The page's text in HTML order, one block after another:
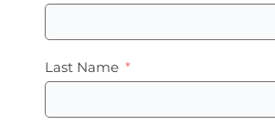
Last Name